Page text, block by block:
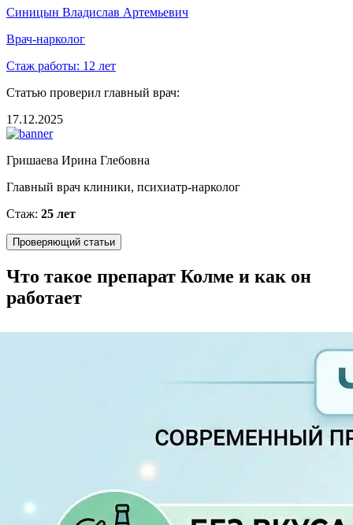
Синицын Владислав Артемьевич
Врач-нарколог
Стаж работы: 12 лет
Статью проверил главный врач:
17.12.2025
Гришаева Ирина Глебовна
Главный врач клиники, психиатр-нарколог
Стаж: 25 лет
Проверяющий статьи
Что такое препарат Колме и как он
работает